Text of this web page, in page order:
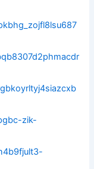
zik-